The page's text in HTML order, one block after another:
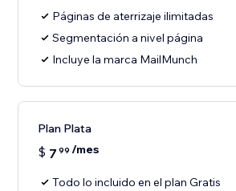
Páginas de aterrizaje ilimitadas
Segmentación a nivel página
Incluye la marca MailMunch
Plan Plata
$ 7 99 /mes
Todo lo incluido en el plan Gratis